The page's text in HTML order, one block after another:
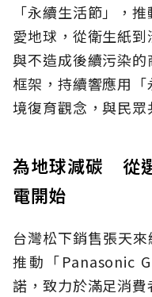
「永續生活節」，
愛地球，從衛生紙
與不造成後續污染
框架，持續響應用
境復育觀念，與民眾
為地球減碳 從
電開始
台灣松下銷售張天
推動「Panasonic
諾，致力於滿足消